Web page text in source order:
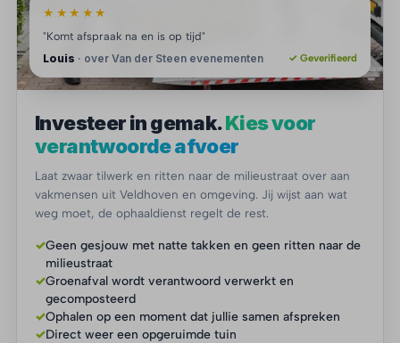
★★★★★
"Komt afspraak na en is op tijd"
Louis · over Van der Steen evenementen ✓ Geverifieerd
Investeer in gemak.Kies voor
verantwoorde afvoer
Laat zwaar tilwerk en ritten naar de milieustraat over aan
vakmensen uit Veldhoven en omgeving. Jij wijst aan wat
weg moet, de ophaaldienst regelt de rest.
✓Geen gesjouw met natte takken en geen ritten naar de
milieustraat
✓Groenafval wordt verantwoord verwerkt en
gecomposteerd
✓Ophalen op een moment dat jullie samen afspreken
✓Direct weer een opgeruimde tuin